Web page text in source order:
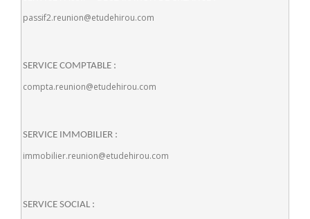
passif2.reunion@etudehirou.com
SERVICE COMPTABLE :
compta.reunion@etudehirou.com
SERVICE IMMOBILIER :
immobilier.reunion@etudehirou.com
SERVICE SOCIAL :